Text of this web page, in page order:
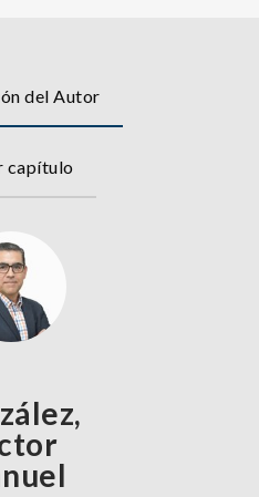
del Autor
capítulo